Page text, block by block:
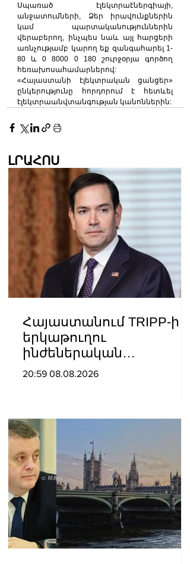
Սպառած էլեկտրաէներգիայի,
անջատումների, Ձեր իրավունքներին
կամ պարտականություններին
վերաբերող, ինչպես նաև այլ հարցերի
առնչությամբ կարող եք զանգահարել 1-
80 և 0 8000 0 180 շուրջօրյա գործող
հեռախոսահամարներով:
«Հայաստանի էլեկտրական ցանցեր»
ընկերությունը հորդորում է հետևել
էլեկտրաանվտանգության կանոններին:
ԼՐԱՀՈՍ
Հայաստանում TRIPP-ի
երկաթուղու
ինժեներական
ուսումնասիրություններ
20:59 08.08.2026